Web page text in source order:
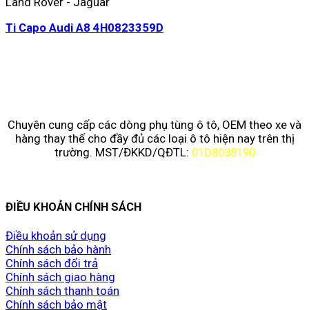
Ti Capo Audi A8 4H0823359D
Chuyên cung cấp các dòng phụ tùng ô tô, OEM theo xe và
hàng thay thế cho đầy đủ các loại ô tô hiện nay trên thị
trường. MST/ĐKKD/QĐTL: 01D8038190
ĐIỀU KHOẢN CHÍNH SÁCH
Điều khoản sử dụng
Chính sách bảo hành
Chính sách đổi trả
Chính sách giao hàng
Chính sách thanh toán
Chính sách bảo mật